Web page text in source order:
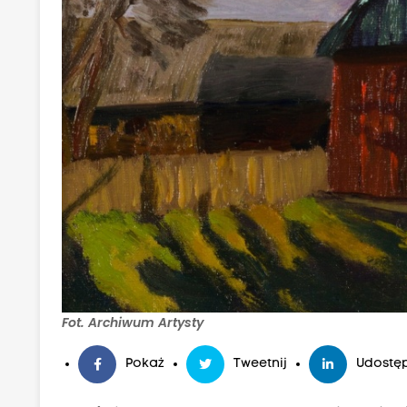
Fot. Archiwum Artysty
Pokaż Tweetnij